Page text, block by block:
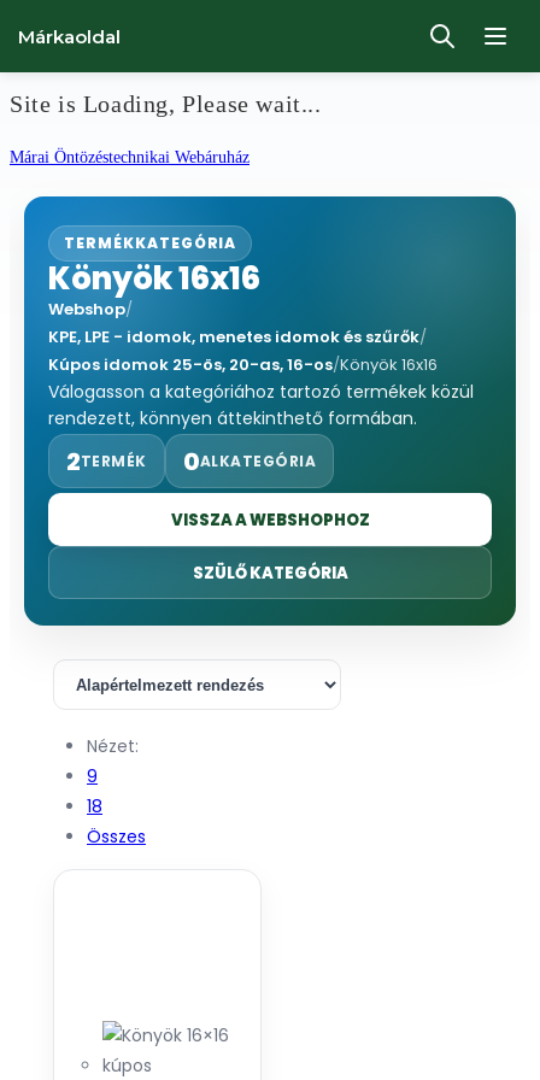
Site is Loading, Please wait...
Ugrás
tartalomhoz
Márai Öntözéstechnikai Webáruház
Márkaoldal
TERMÉKKATEGÓRIA
Könyök 16x16
Webshop/
KPE, LPE - idomok, menetes idomok és szűrők/
Kúpos idomok 25-ös, 20-as, 16-os/Könyök 16x16
Válogasson a kategóriához tartozó termékek közül
rendezett, könnyen áttekinthető formában.
2TERMÉK 0ALKATEGÓRIA
VISSZA A WEBSHOPHOZ
SZÜLŐ KATEGÓRIA
Nézet:
9
18
Összes